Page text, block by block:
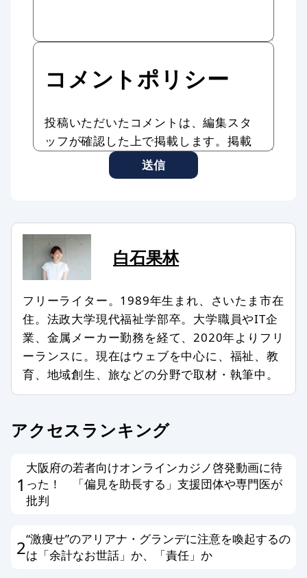
コメントポリシー
投稿いただいたコメントは、編集スタ
ッフが確認した上で掲載します。掲載
したコメントはAddiction Reportの記
事やサービスに転載、利用する場合が
ッフの判断で修正したり、全部、また
は一部を非掲載とさせていただいたり
する場合もあります。
削除します。
記事との関係が認められない場合
特定の個人、組織を誹謗中傷し、名誉
を傷つける内容を含む場合
特定の企業や団体、商品の宣伝、販売
事実に反した情報や誤解させる内容を
書いている場合
個人情報を書き込んだ場合
送信
白石果林
フリーライター。1989年生まれ、さいたま市在
住。法政大学現代福祉学部卒。大学職員やIT企
業、金属メーカー勤務を経て、2020年よりフリ
ーランスに。現在はウェブを中心に、福祉、教
育、地域創生、旅などの分野で取材・執筆中。
アクセスランキング
1
大阪府の若者向けオンラインカジノ啓発動画に待
った！ 「偏見を助長する」支援団体や専門医が
批判
2“激痩せ”のアリアナ・グランデに注意を喚起するの
は「余計なお世話」か、「責任」か